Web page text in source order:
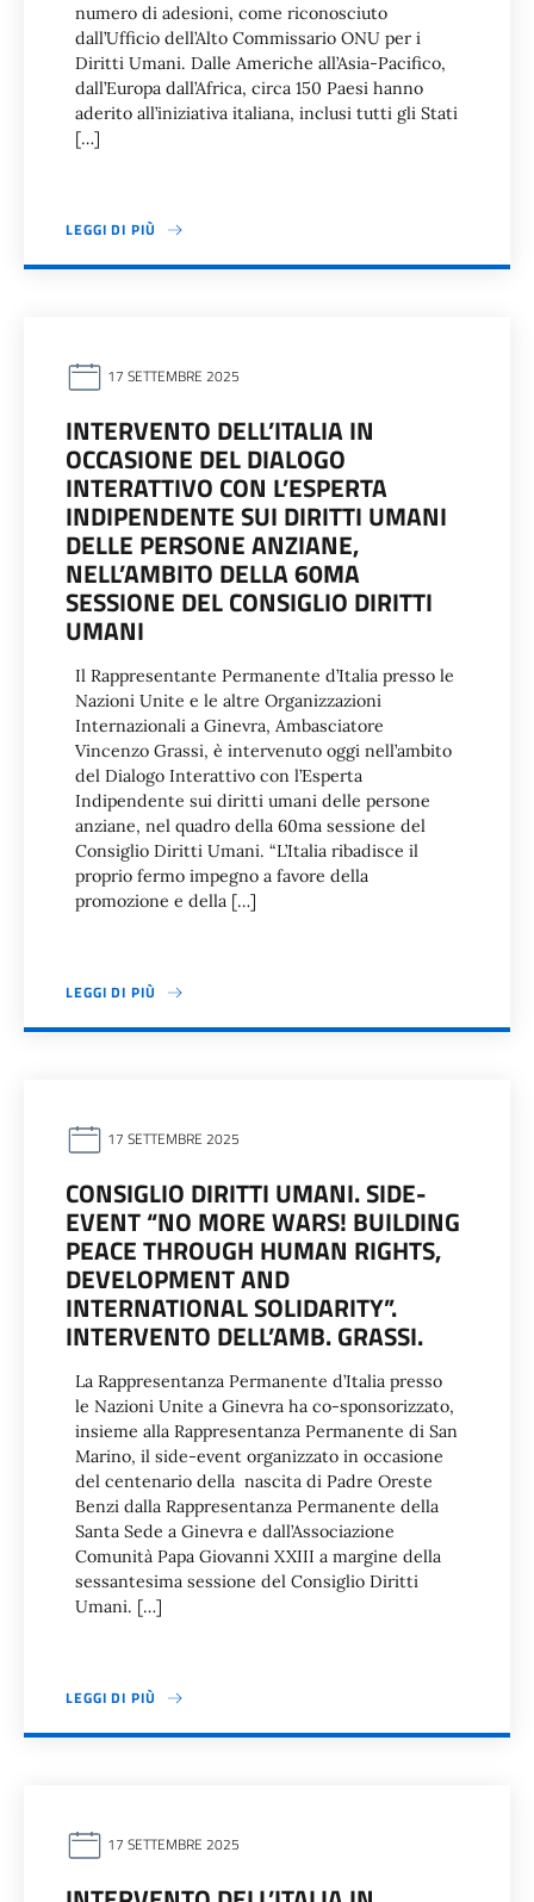
numero di adesioni, come riconosciuto
dall’Ufficio dell’Alto Commissario ONU per i
Diritti Umani. Dalle Americhe all’Asia-Pacifico,
dall’Europa dall’Africa, circa 150 Paesi hanno
aderito all’iniziativa italiana, inclusi tutti gli Stati
[…]
LEGGI DI PIÙ
17 SETTEMBRE 2025
INTERVENTO DELL’ITALIA IN
OCCASIONE DEL DIALOGO
INTERATTIVO CON L’ESPERTA
INDIPENDENTE SUI DIRITTI UMANI
DELLE PERSONE ANZIANE,
NELL’AMBITO DELLA 60MA
SESSIONE DEL CONSIGLIO DIRITTI
UMANI
Il Rappresentante Permanente d’Italia presso le
Nazioni Unite e le altre Organizzazioni
Internazionali a Ginevra, Ambasciatore
Vincenzo Grassi, è intervenuto oggi nell’ambito
del Dialogo Interattivo con l’Esperta
Indipendente sui diritti umani delle persone
anziane, nel quadro della 60ma sessione del
Consiglio Diritti Umani. “L’Italia ribadisce il
proprio fermo impegno a favore della
promozione e della […]
LEGGI DI PIÙ
17 SETTEMBRE 2025
CONSIGLIO DIRITTI UMANI. SIDE-
EVENT “NO MORE WARS! BUILDING
PEACE THROUGH HUMAN RIGHTS,
DEVELOPMENT AND
INTERNATIONAL SOLIDARITY”.
INTERVENTO DELL’AMB. GRASSI.
La Rappresentanza Permanente d’Italia presso
le Nazioni Unite a Ginevra ha co-sponsorizzato,
insieme alla Rappresentanza Permanente di San
Marino, il side-event organizzato in occasione
del centenario della nascita di Padre Oreste
Benzi dalla Rappresentanza Permanente della
Santa Sede a Ginevra e dall’Associazione
Comunità Papa Giovanni XXIII a margine della
sessantesima sessione del Consiglio Diritti
Umani. […]
LEGGI DI PIÙ
17 SETTEMBRE 2025